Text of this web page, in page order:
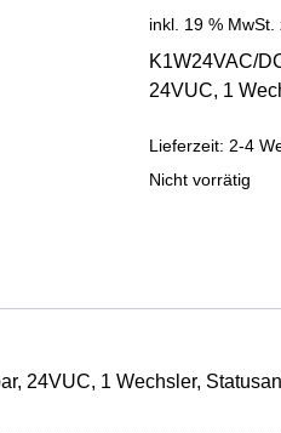
inkl. 19 % MwSt.
K1W24VAC/
24VUC, 1
Lieferzeit: 2-4
Nicht vorrätig
24VUC, 1 Wechsler,